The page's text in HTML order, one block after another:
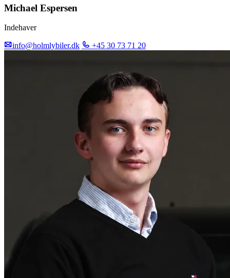
Michael Espersen
Indehaver
info@holmlybiler.dk +45 30 73 71 20